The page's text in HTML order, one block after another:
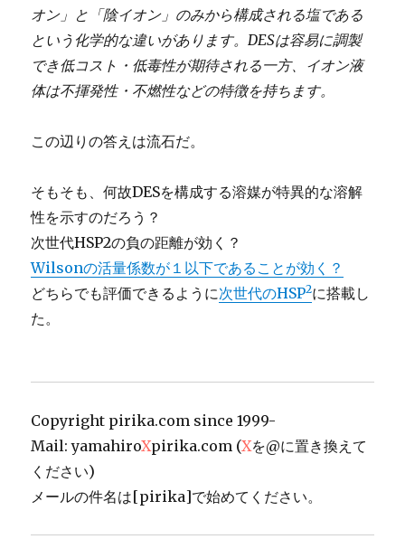
オン」と「陰イオン」のみから構成される塩である
という化学的な違いがあります。DESは容易に調製
でき低コスト・低毒性が期待される一方、イオン液
体は不揮発性・不燃性などの特徴を持ちます。
この辺りの答えは流石だ。
そもそも、何故DESを構成する溶媒が特異的な溶解
性を示すのだろう？
次世代HSP2の負の距離が効く？
Wilsonの活量係数が１以下であることが効く？
どちらでも評価できるように次世代のHSP2に搭載し
た。
Copyright pirika.com since 1999-
Mail: yamahiroXpirika.com (Xを@に置き換えて
ください)
メールの件名は[pirika]で始めてください。